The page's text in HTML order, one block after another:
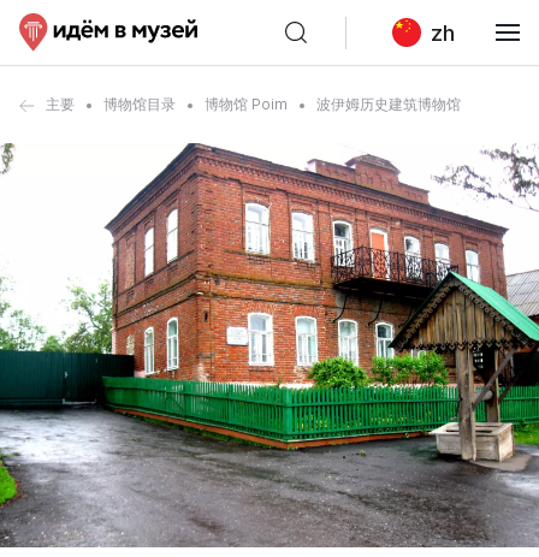
zh
主要 博物馆目录 博物馆 Poim 波伊姆历史建筑博物馆